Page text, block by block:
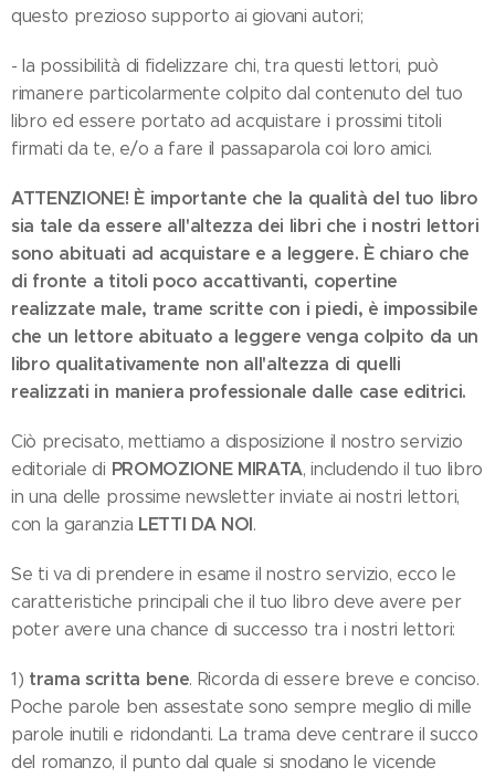
questo prezioso supporto ai giovani autori;
- la possibilità di fidelizzare chi, tra questi lettori, può
rimanere particolarmente colpito dal contenuto del tuo
libro ed essere portato ad acquistare i prossimi titoli
firmati da te, e/o a fare il passaparola coi loro amici.
ATTENZIONE! È importante che la qualità del tuo libro
sia tale da essere all'altezza dei libri che i nostri lettori
sono abituati ad acquistare e a leggere. È chiaro che
di fronte a titoli poco accattivanti, copertine
realizzate male, trame scritte con i piedi, è impossibile
che un lettore abituato a leggere venga colpito da un
libro qualitativamente non all'altezza di quelli
realizzati in maniera professionale dalle case editrici.
Ciò precisato, mettiamo a disposizione il nostro servizio
editoriale di PROMOZIONE MIRATA, includendo il tuo libro
in una delle prossime newsletter inviate ai nostri lettori,
con la garanzia LETTI DA NOI.
Se ti va di prendere in esame il nostro servizio, ecco le
caratteristiche principali che il tuo libro deve avere per
poter avere una chance di successo tra i nostri lettori:
1) trama scritta bene. Ricorda di essere breve e conciso.
Poche parole ben assestate sono sempre meglio di mille
parole inutili e ridondanti. La trama deve centrare il succo
del romanzo, il punto dal quale si snodano le vicende